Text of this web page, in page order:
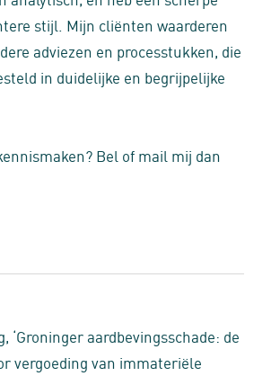
stijl. Mijn cliënten waarderen
adviezen en processtukken, die
in duidelijke en begrijpelijke
Bel of mail mij dan
‘Groninger aardbevingsschade: de
vergoeding van immateriële